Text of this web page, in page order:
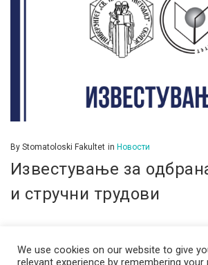
By Stomatoloski Fakultet in Новости
Известување за
и стручни трудови
We use cookies on our website to give
relevant experience by remembering